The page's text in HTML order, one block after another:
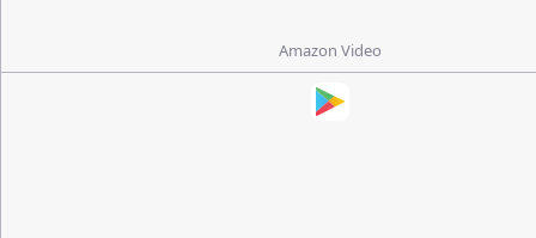
Amazon Video